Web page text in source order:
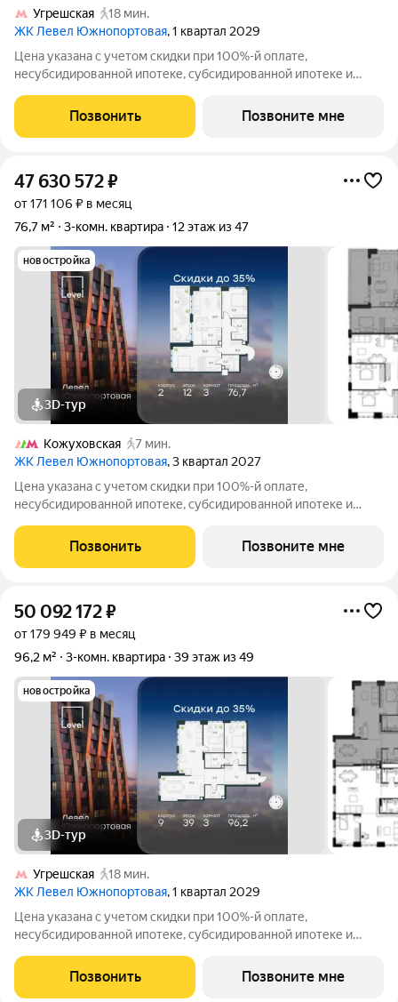
Угрешская
18 мин.
ЖК Левел Южнопортовая, 1 квартал 2029
Цена указана с учетом скидки при 100%-й оплате,
несубсидированной ипотеке, субсидированной ипотеке и
личном кабинете до обращения за консультацией. В северной
части района Печатники
Позвонить Позвоните мне
47 630 572₽
от 171 106 ₽ в месяц
76,7 м²
3-комн. квартира 12 этаж из 47
новостройка
3D-тур
Кожуховская
7 мин.
ЖК Левел Южнопортовая, 3 квартал 2027
Цена указана с учетом скидки при 100%-й оплате,
несубсидированной ипотеке, субсидированной ипотеке и
личном кабинете до обращения за консультацией. В северной
части района Печатники
Позвонить Позвоните мне
50 092 172₽
от 179 949 ₽ в месяц
96,2 м²
3-комн. квартира 39 этаж из 49
новостройка
3D-тур
Угрешская
18 мин.
ЖК Левел Южнопортовая, 1 квартал 2029
Цена указана с учетом скидки при 100%-й оплате,
несубсидированной ипотеке, субсидированной ипотеке и
личном кабинете до обращения за консультацией. В северной
части района Печатники
Позвонить Позвоните мне